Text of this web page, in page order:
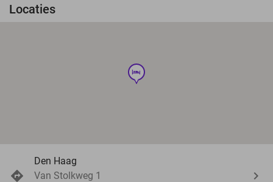
Locaties
hotel
Den Haag
Van Stolkweg 1